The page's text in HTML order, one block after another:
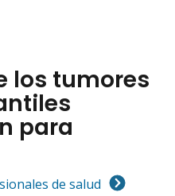
los tumores
para
de salud